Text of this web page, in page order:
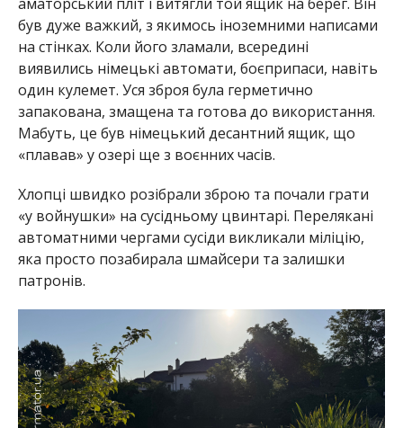
був дуже важкий, з якимось іноземними написами
на стінках. Коли його зламали, всередині
виявились німецькі автомати, боєприпаси, навіть
один кулемет. Уся зброя була герметично
запакована, змащена та готова до використання.
Мабуть, це був німецький десантний ящик, що
«плавав» у озері ще з воєнних часів.
Хлопці швидко розібрали зброю та почали грати
«у войнушки» на сусідньому цвинтарі. Перелякані
автоматними чергами сусіди викликали міліцію,
яка просто позабирала шмайсери та залишки
патронів.